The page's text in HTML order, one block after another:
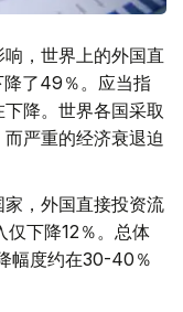
响，世界上的外国直
了49％。应当指
降。世界各国采取
严重的经济衰退迫
，外国直接投资流
仅下降12％。总体
幅度约在30-40％